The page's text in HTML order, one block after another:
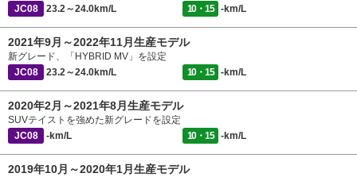
JC08
23.2～24.0km/L 10・15 -km/L
2021年9月～2022年11月生産モデル
新グレード、「HYBRID MV」を設定
JC08
23.2～24.0km/L 10・15 -km/L
2020年2月～2021年8月生産モデル
SUVテイストを強めた新グレードを設定
JC08
-km/L 10・15 -km/L
2019年10月～2020年1月生産モデル